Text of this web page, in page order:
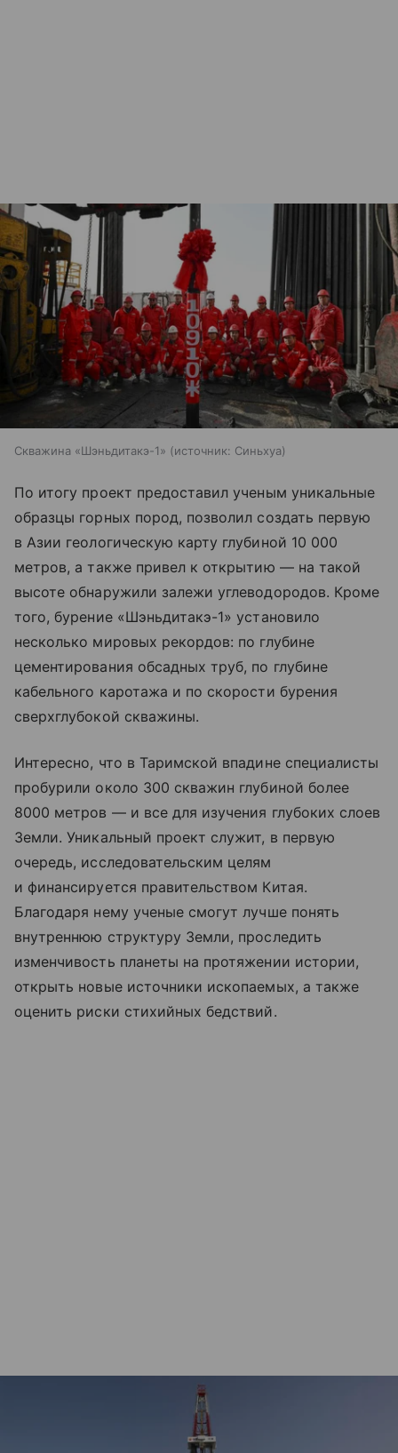
Скважина «Шэньдитакэ-1» источник: Синьхуа
По итогу проект предоставил ученым уникальные
образцы горных пород, позволил создать первую
в Азии геологическую карту глубиной 10 000
метров, а также привел к открытию — на такой
высоте обнаружили залежи углеводородов. Кроме
того, бурение «Шэньдитакэ-1» установило
несколько мировых рекордов: по глубине
цементирования обсадных труб, по глубине
кабельного каротажа и по скорости бурения
сверхглубокой скважины.
Интересно, что в Таримской впадине специалисты
пробурили около 300 скважин глубиной более
8000 метров — и все для изучения глубоких слоев
Земли. Уникальный проект служит, в первую
очередь, исследовательским целям
и финансируется правительством Китая.
Благодаря нему ученые смогут лучше понять
внутреннюю структуру Земли, проследить
изменчивость планеты на протяжении истории,
открыть новые источники ископаемых, а также
оценить риски стихийных бедствий.